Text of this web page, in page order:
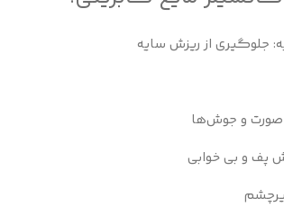
جلوگیری از ریزش سایه
صورت و جوش‌ها
پف و بی خوابی